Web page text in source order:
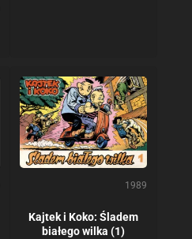
1989
Kajtek i Koko: Śladem
białego wilka (1)